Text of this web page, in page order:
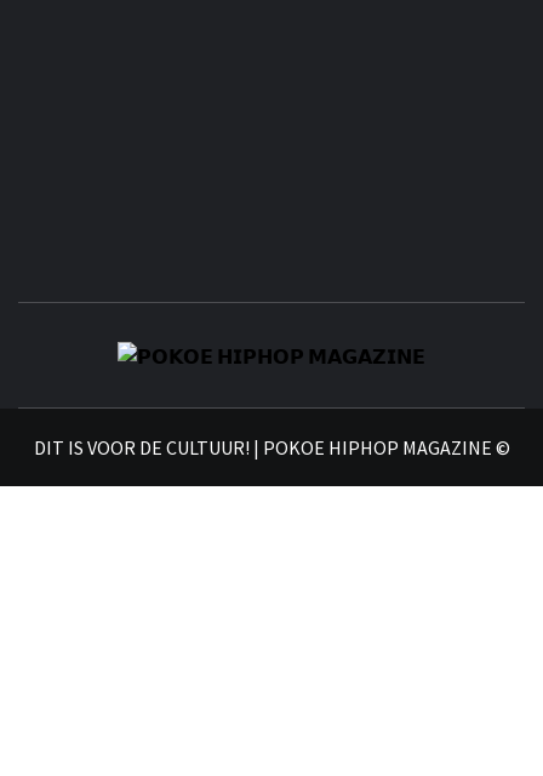
DIT IS VOOR DE CULTUUR! | POKOE HIPHOP MAGAZINE ©